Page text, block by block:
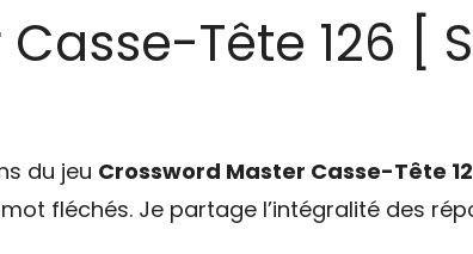
Tête 126 [
du jeu Crossword Master Casse-Tête
fléchés. Je partage l’intégralité des